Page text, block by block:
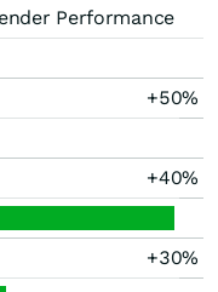
Performance
+50%
+40%
+30%